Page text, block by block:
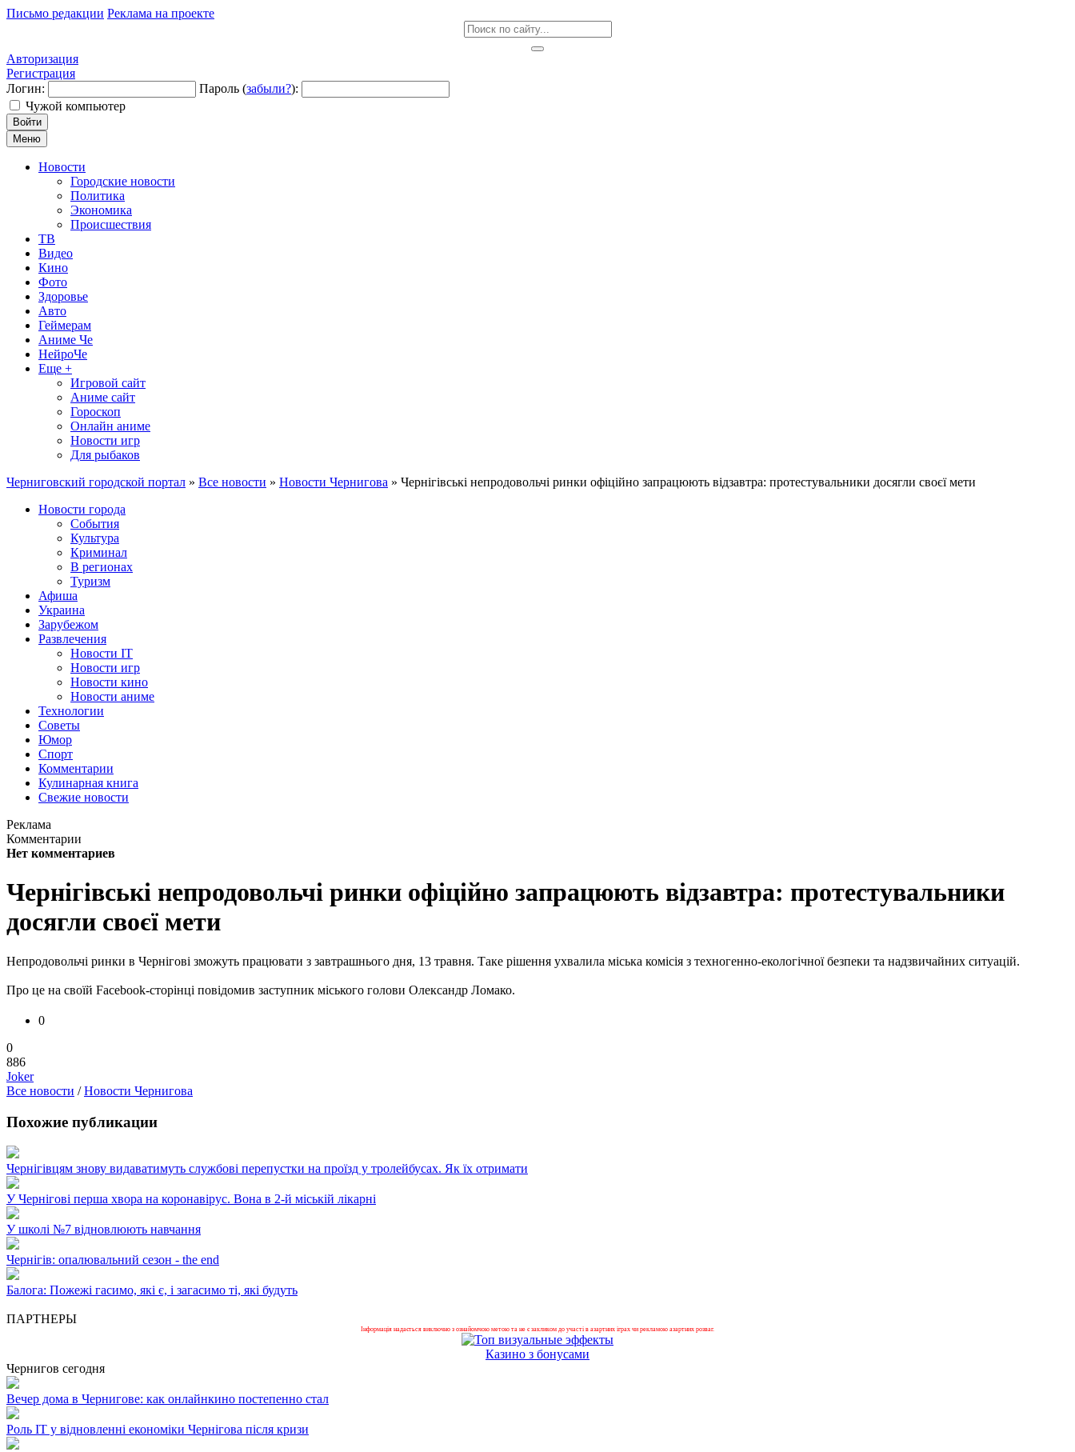
Письмо редакции Реклама на проекте
Авторизация
Регистрация
Логин:
Пароль (забыли?):
Чужой компьютер
Войти
Меню
Новости
Городские новости
Политика
Экономика
Происшествия
ТВ
Видео
Кино
Фото
Здоровье
Авто
Геймерам
Аниме Че
НейроЧе
Еще +
Игровой сайт
Аниме сайт
Гороскоп
Онлайн аниме
Новости игр
Для рыбаков
Черниговский городской портал » Все новости » Новости Чернигова » Чернігівські непродовольчі ринки офіційно запрацюють відзавтра: протестувальники досягли своєї мети
Новости города
События
Культура
Криминал
В регионах
Туризм
Афиша
Украина
Зарубежом
Развлечения
Новости IT
Новости игр
Новости кино
Новости аниме
Технологии
Советы
Юмор
Спорт
Комментарии
Кулинарная книга
Свежие новости
Реклама
Комментарии
Нет комментариев
Чернігівські непродовольчі ринки офіційно запрацюють відзавтра: протестувальники
досягли своєї мети
Непродовольчі ринки в Чернігові зможуть працювати з завтрашнього дня, 13 травня. Таке рішення ухвалила міська комісія з техногенно-екологічної безпеки та надзвичайних ситуацій.
Про це на своїй Facebook-сторінці повідомив заступник міського голови Олександр Ломако.
0
0
886
Joker
Все новости /Новости Чернигова
Похожие публикации
Чернігівцям знову видаватимуть службові перепустки на проїзд у тролейбусах. Як їх отримати
У Чернігові перша хвора на коронавірус. Вона в 2-й міській лікарні
У школі №7 відновлюють навчання
Чернігів: опалювальний сезон - the end
Балога: Пожежі гасимо, які є, і загасимо ті, які будуть
ПАРТНЕРЫ
Інформація надається виключно з ознайомчою метою та не є закликом до участі в азартних іграх чи рекламою азартних розваг.
Казино з бонусами
Чернигов сегодня
Вечер дома в Чернигове: как онлайнкино постепенно стал
Роль ІТ у відновленні економіки Чернігова після кризи